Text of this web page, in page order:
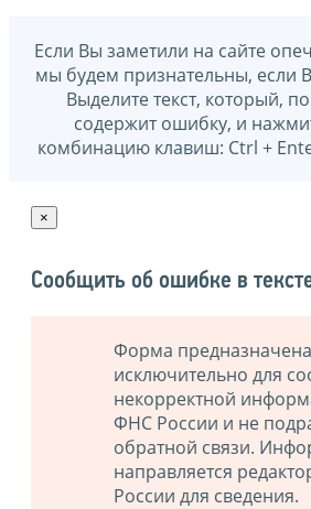
Если Вы заметили на сайте
мы будем признательны, если
Выделите текст, который,
содержит ошибку, и
комбинацию клавиш: Ctrl +
×
Сообщить об ошибке в
Форма предназначена
исключительно для
некорректной
ФНС России и не
обратной связи.
направляется
России для сведения.